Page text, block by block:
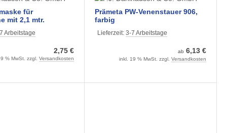
für
mit 2,1 mtr.
Arbeitstage
2,75 €
% MwSt. zzgl.Versandkosten
Prämeta PW-Venenstauer 906,
farbig
Lieferzeit:3-7 Arbeitstage
ab 6,13 €
inkl. 19 % MwSt. zzgl. Versandkosten